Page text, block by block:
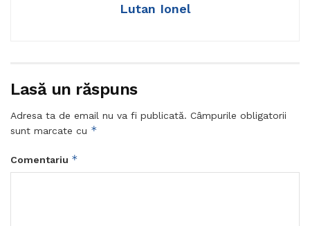
Lutan Ionel
Lasă un răspuns
Adresa ta de email nu va fi publicată. Câmpurile obligatorii
sunt marcate cu *
Comentariu *